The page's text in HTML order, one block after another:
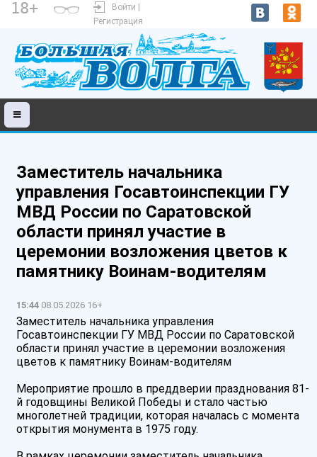
18+
Войти |
Регистрация
Заместитель начальника
управления Госавтоинспекции ГУ
МВД России по Саратовской
области принял участие в
церемонии возложения цветов к
памятнику Воинам-водителям
15:44 08.05.2026 16+
Заместитель начальника управления
Госавтоинспекции ГУ МВД России по Саратовской
области принял участие в церемонии возложения
цветов к памятнику Воинам-водителям
Мероприятие прошло в преддверии празднования 81-
й годовщины Великой Победы и стало частью
многолетней традиции, которая началась с момента
открытия монумента в 1975 году.